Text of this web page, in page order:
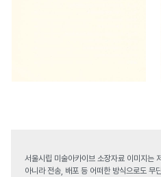
서울시립 미술아카이브 소장자료 이미지는
아니라 전송, 배포 등 어떠한 방식으로도 무